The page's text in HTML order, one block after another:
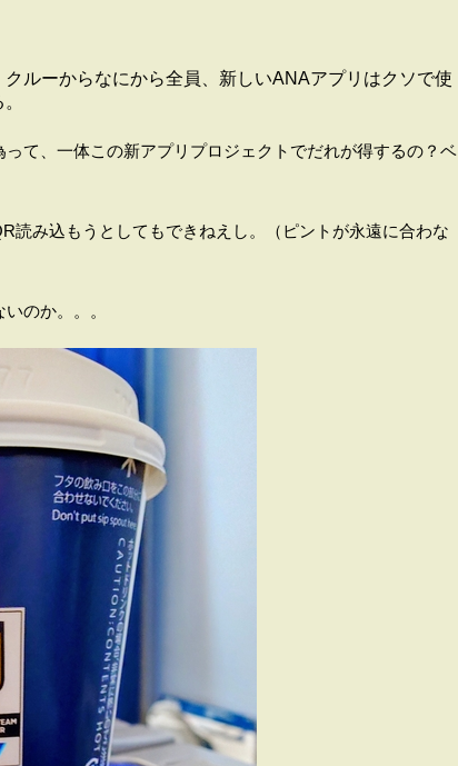
ルーからなにから全員、新しいANAアプリはクソで使
て、一体この新アプリプロジェクトでだれが得するの？ベ
読み込もうとしてもできねえし。（ピントが永遠に合わな
のか。。。